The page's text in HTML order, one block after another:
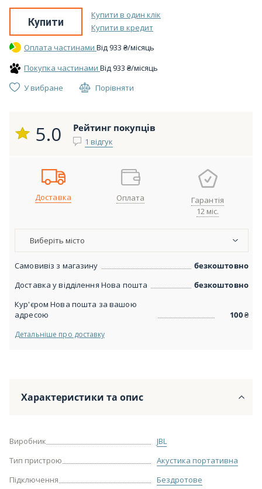
Купити
Купити в один клік
Купити в кредит
Оплата частинами Вiд933 ₴/місяць
Покупка частинами Вiд933 ₴/місяць
У вибране
Порівняти
5.0 Рейтинг покупців
1 відгук
Доставка Оплата
Гарантія
12 міс.
Виберіть місто
Самовивіз з магазину
безкоштовно
Доставка у відділення Нова пошта
безкоштовно
Кур'єром Нова пошта за вашою
адресою
100₴
Детальніше про доставку
Характеристики та опис
Виробник
JBL
Тип пристрою
Акустика портативна
Підключення
Бездротове